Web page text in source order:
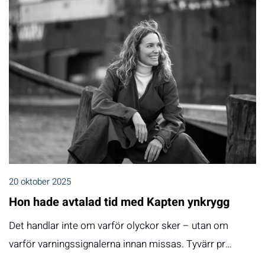
20 oktober 2025
Hon hade avtalad tid med Kapten ynkrygg
Det handlar inte om varför olyckor sker – utan om
varför varningssignalerna innan missas. Tyvärr pr…